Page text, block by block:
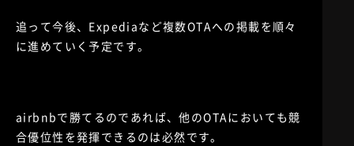
追って今後、Expediaなど複数OTAへの掲載を順々
に進めていく予定です。
airbnbで勝てるのであれば、他のOTAにおいても競
合優位性を発揮できるのは必然です。